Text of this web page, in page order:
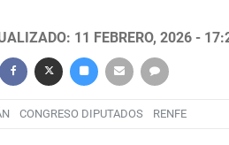
11 FEBRERO, 2026 -
CONGRESO DIPUTADOS RENFE